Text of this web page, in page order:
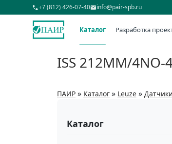
+7 (812) 426-07-40 info@pair-spb.ru
Каталог Разработка
ISS 212MM/4NO-
ПАИР » Каталог » Leuze »
Каталог